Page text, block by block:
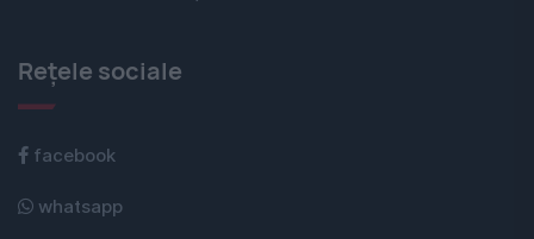
Rețele sociale
facebook
whatsapp